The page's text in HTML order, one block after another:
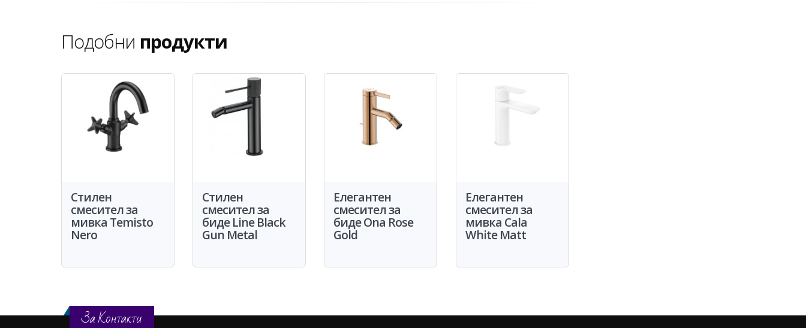
Подобни продукти
Стилен
смесител за
мивка Temisto
Nero
Стилен
смесител за
биде Line Black
Gun Metal
Елегантен
смесител за
биде Ona Rose
Gold
Елегантен
смесител за
мивка Cala
White Matt
За Контакти